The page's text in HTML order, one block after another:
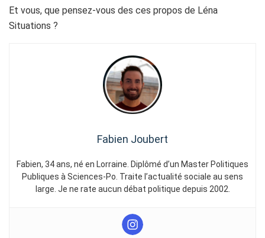
Et vous, que pensez-vous des ces propos de Léna
Situations ?
Fabien Joubert
Fabien, 34 ans, né en Lorraine. Diplômé d’un Master Politiques
Publiques à Sciences-Po. Traite l’actualité sociale au sens
large. Je ne rate aucun débat politique depuis 2002.